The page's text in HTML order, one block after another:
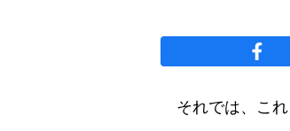
それでは、これ